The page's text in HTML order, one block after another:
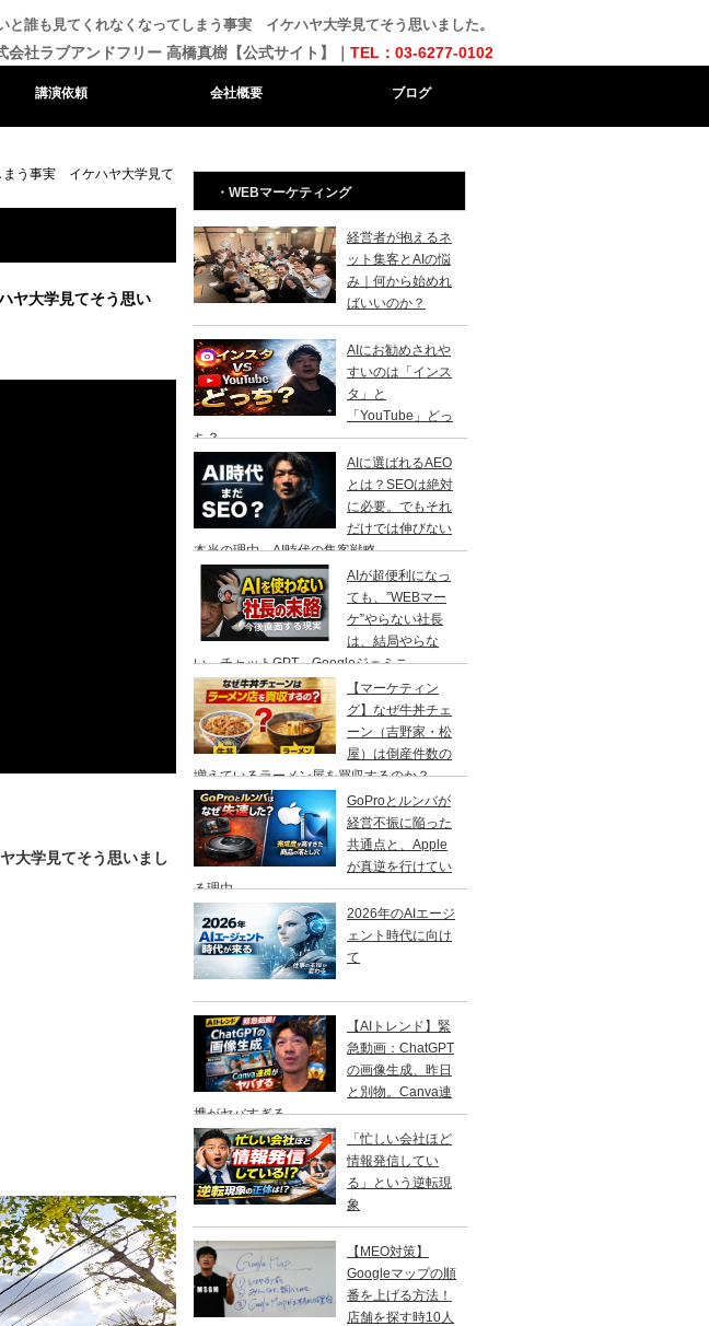
と誰も見てくれなくなってしまう事実 イケハヤ大学見てそう思いました。
会社ラブアンドフリー 高橋真樹【公式サイト】｜ TEL：03-6277-0102
講演依頼 会社概要 ブログ
まう事実 イケハヤ大学見て
ヤ大学見てそう思い
大学見てそう思いまし
・WEBマーケティング
経営者が抱えるネ
ット集客とAIの悩
み｜何から始めれ
ばいいのか？
AIにお勧めされや
すいのは「インス
タ」と
「YouTube」どっ
ち？
AIに選ばれるAEO
とは？SEOは絶対
に必要。でもそれ
だけでは伸びない
本当の理由、AI時代の集客戦略
AIが超便利になっ
ても、”WEBマー
ケ”やらない社長
は、結局やらな
い。チャットGPT、Googleジェミニ
【マーケティン
グ】なぜ牛丼チェ
ーン（吉野家・松
屋）は倒産件数の
増えているラーメン屋を買収するのか？
GoProとルンバが
経営不振に陥った
共通点と、Apple
が真逆を行けてい
る理由
2026年のAIエージ
ェント時代に向け
て
【AIトレンド】緊
急動画：ChatGPT
の画像生成、昨日
と別物。Canva連
携がヤバすぎる
「忙しい会社ほど
情報発信してい
る」という逆転現
象
【MEO対策】
Googleマップの順
番を上げる方法！
店舗を探す時10人